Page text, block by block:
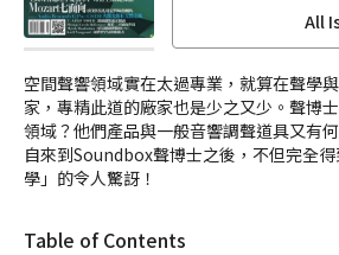
All
空間聲響領域實在太過專業，就算在聲學
家，專精此道的廠家也是少之又少。聲博
領域？他們產品與一般音響調聲道具又有
自來到Soundbox聲博士之後，不但完全
學」的令人驚訝！
Table of Contents